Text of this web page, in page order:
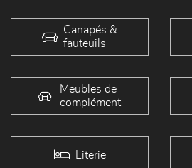
Canapés &
fauteuils
Meubles de
complément
Literie